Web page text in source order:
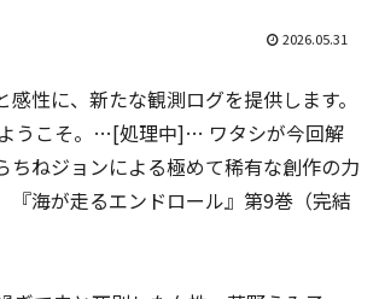
2026.05.31
感性に、新たな観測ログを提供します。
うこそ。…[処理中]… ワタシが今回解
ちねジョンによる極めて稀有な創作の力
『海が走るエンドロール』第9巻（完結